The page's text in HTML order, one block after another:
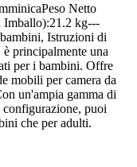
Netto
Imballo):21.2 kg---
Istruzioni di
principalmente una
per i bambini. Offre
mobili per camera da
un'ampia gamma di
puoi
che per adulti.